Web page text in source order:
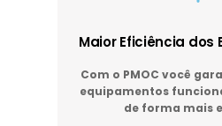
Maior Eficiência dos
Com o PMOC você
equipamentos
de forma mais